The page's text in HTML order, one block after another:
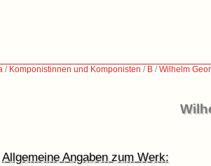
/ Komponistinnen und Komponisten / B /Wilhelm
Allgemeine Angaben zum Werk: